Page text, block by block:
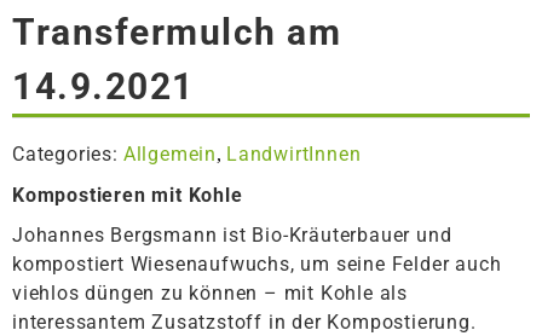
Transfermulch am
14.9.2021
Categories: Allgemein, LandwirtInnen
Kompostieren mit Kohle
Johannes Bergsmann ist Bio-Kräuterbauer und
kompostiert Wiesenaufwuchs, um seine Felder auch
viehlos düngen zu können – mit Kohle als
interessantem Zusatzstoff in der Kompostierung.